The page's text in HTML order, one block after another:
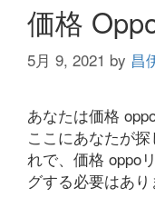
価格
5月 9, 2021 by 昌
あなたは価格
ここにあなたが
れで、価格 oppo
グする必要はあり